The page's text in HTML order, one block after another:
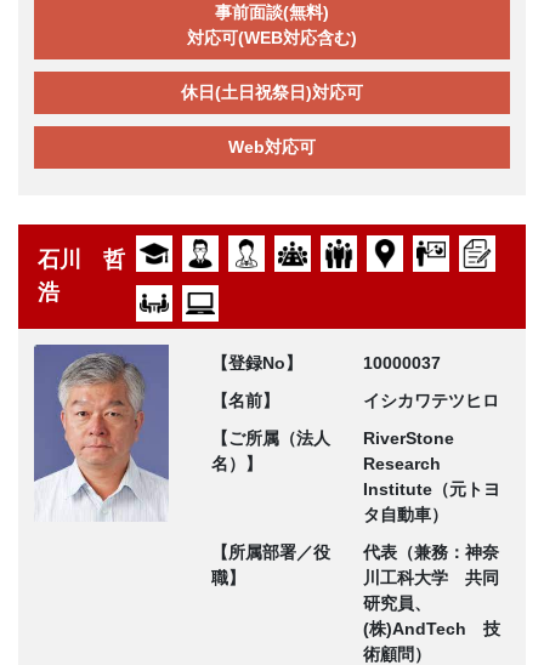
事前面談(無料)
対応可(WEB対応含む)
休日(土日祝祭日)対応可
Web対応可
石川 哲
浩
【登録No】
10000037
【名前】
イシカワテツヒロ
【ご所属（法人
名）】
RiverStone
Research
Institute（元トヨ
タ自動車）
【所属部署／役
職】
代表（兼務：神奈
川工科大学 共同
研究員、
(株)AndTech 技
術顧問）